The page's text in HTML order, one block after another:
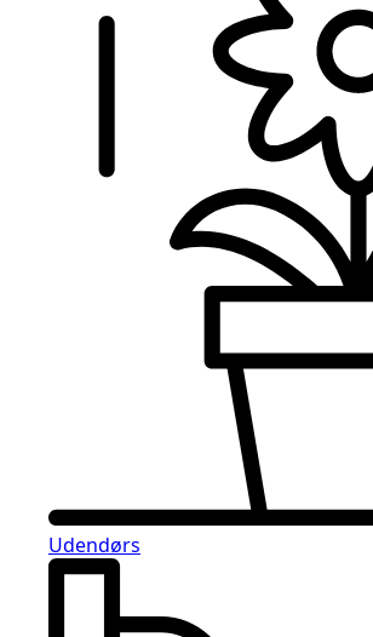
Udendørs